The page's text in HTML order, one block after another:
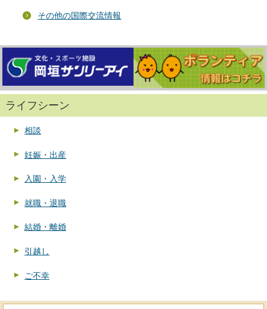
その他の国際交流情報
ライフシーン
相談
妊娠・出産
入園・入学
就職・退職
結婚・離婚
引越し
ご不幸